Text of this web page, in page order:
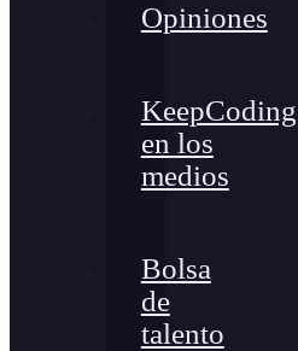
Opiniones
KeepCoding
en los
medios
Bolsa
de
talento